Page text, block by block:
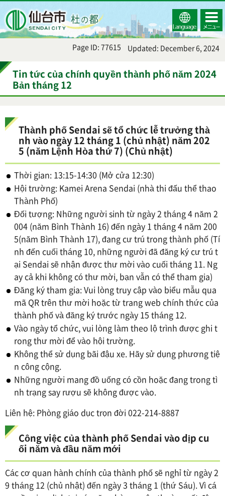
Select
Language
コンテ
ンツメ
ニュー
Page ID: 77615 Updated: December 6, 2024
Tin tức của chính quyền thành phố năm 2024
Bản tháng 12
Thành phố Sendai sẽ tổ chức lễ trưởng thà
nh vào ngày 12 tháng 1 (chủ nhật) năm 202
5 (năm Lệnh Hòa thứ 7) (Chủ nhật)
Thời gian: 13:15-14:30 (Mở cửa 12:30)
Hội trường: Kamei Arena Sendai (nhà thi đấu thể thao
Thành Phố)
Đối tượng: Những người sinh từ ngày 2 tháng 4 năm 2
004 (năm Bình Thành 16) đến ngày 1 tháng 4 năm 200
5(năm Bình Thành 17), đang cư trú trong thành phố (Tí
nh đến cuối tháng 10, những người đã đăng ký cư trú t
ại Sendai sẽ nhận được thư mời vào cuối tháng 11. Ng
ay cả khi không có thư mời, bạn vẫn có thể tham gia)
Đăng ký tham gia: Vui lòng truy cập vào biểu mẫu qua
mã QR trên thư mời hoặc từ trang web chính thức của
thành phố và đăng ký trước ngày 15 tháng 12.
Vào ngày tổ chức, vui lòng làm theo lộ trình được ghi t
rong thư mời để vào hội trường.
Không thể sử dụng bãi đậu xe. Hãy sử dụng phương tiệ
n công cộng.
Những người mang đồ uống có cồn hoặc đang trong tì
nh trạng say rượu sẽ không được vào.
Liên hệ: Phòng giáo dục trọn đời 022-214-8887
Công việc của thành phố Sendai vào dịp cu
ối năm và đầu năm mới
Các cơ quan hành chính của thành phố sẽ nghỉ từ ngày 2
9 tháng 12 (chủ nhật) đến ngày 3 tháng 1 (thứ Sáu). Vì cá